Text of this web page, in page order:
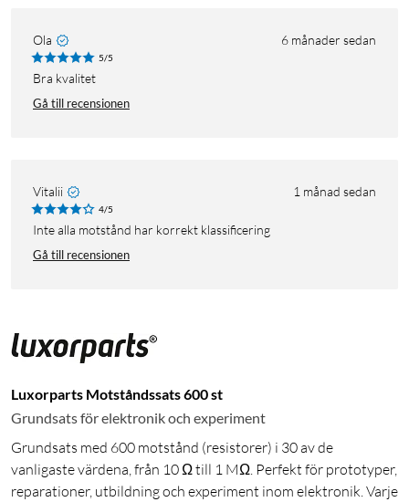
Ola 6 månader sedan
5/5
Bra kvalitet
Gå till recensionen
Vitalii 1 månad sedan
4/5
Inte alla motstånd har korrekt klassificering
Gå till recensionen
Luxorparts Motståndssats 600 st
Grundsats för elektronik och experiment
Grundsats med 600 motstånd (resistorer) i 30 av de
vanligaste värdena, från 10 Ω till 1 MΩ. Perfekt för prototyper,
reparationer, utbildning och experiment inom elektronik. Varje